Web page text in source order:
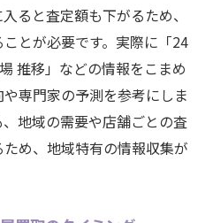
ると査定額も下がるため、
とが必要です。実際に「24
推移」などの情報をこまめ
専門家の予測を参考にしま
地域の需要や店舗ごとの査
め、地域特有の情報収集が